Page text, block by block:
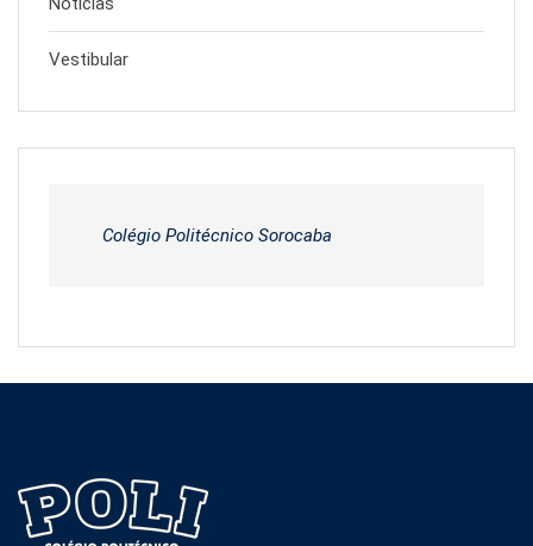
Vestibular
Colégio Politécnico Sorocaba